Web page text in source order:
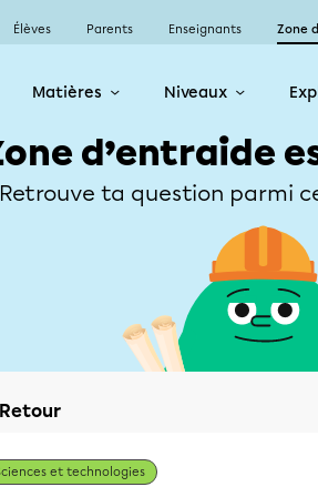
Élèves Parents Enseignants Zone
Matières Niveaux
d’entraide
ta question parmi
Retour
et technologies